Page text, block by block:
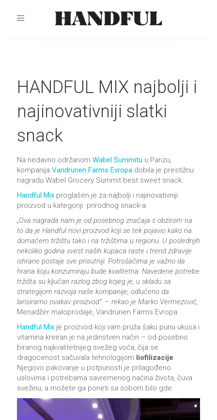
TOGGLE
HANDFUL MIX najbolji i
najinovativniji slatki
snack
Na nedavno održanom Wabel Summitu u Parizu,
kompanija Vandrunen Farms Evropa dobila je prestižnu
nagradu Wabel Grocery Summit best sweet snack.
Handful Mix proglašen je za najbolji i najinovativniji
proizvod u kategoriji prirodnog snack-a.
„Ova nagrada nam je od posebnog značaja s obzirom na
to da je Handful novi proizvod koji se tek pojavio kako na
domaćem tržištu tako i na tržištima u regionu. U poslednjih
nekoliko godina svest naših kupaca raste i trend zdravije
ishrane postaje sve prisutniji. Potrošačima je važno da
hrana koju konzumiraju bude kvalitetna. Navedene potrebe
tržišta su ključan razlog zbog kojeg je, u skladu sa
strategijom razvoja naše kompanije, odlučeno da
lansiramo ovakav proizvod”. – rekao je Marko Vermezović,
Menadžer maloprodaje, Vandrunen Farms Evropa.
Handful Mix je proizvod koji vam pruža šaku punu ukusa i
vitamina kreiran je na jedinstven način – od posebno
biranog najkvalitetnijeg svežeg voća, čija se
dragocenost sačuvala tehnologijom liofilizacije.
Njegovo pakovanje u potpunosti je prilagođeno
uslovima i potrebama savremenog načina života, čuva
svežinu, a možete ga poneti sa sobom bilo gde.